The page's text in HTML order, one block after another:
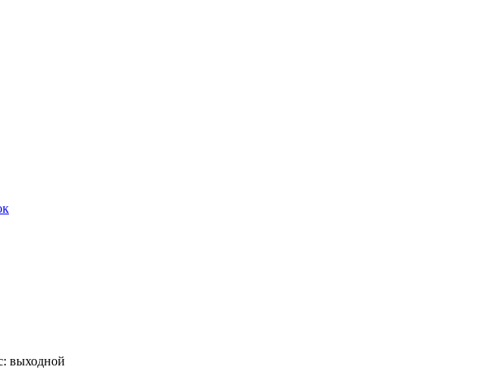
выходной